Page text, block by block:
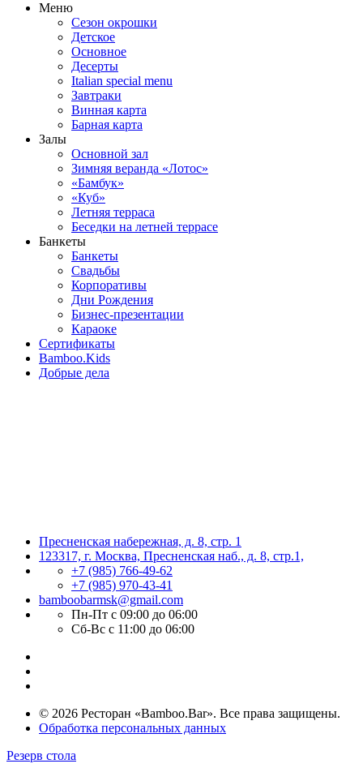
Меню
Сезон окрошки
Детское
Основное
Десерты
Italian special menu
Завтраки
Винная карта
Барная карта
Залы
Основной зал
Зимняя веранда «Лотос»
«Бамбук»
«Куб»
Летняя терраса
Беседки на летней террасе
Банкеты
Банкеты
Свадьбы
Корпоративы
Дни Рождения
Бизнес-презентации
Караоке
Сертификаты
Bamboo.Kids
Добрые дела
Пресненская набережная, д. 8, стр. 1
123317, г. Москва, Пресненская наб., д. 8, стр.1,
+7 (985) 766-49-62
+7 (985) 970-43-41
bamboobarmsk@gmail.com
Пн-Пт с 09:00 до 06:00
Сб-Вс с 11:00 до 06:00
© 2026 Ресторан «Bamboo.Bar». Все права защищены.
Обработка персональных данных
Резерв стола